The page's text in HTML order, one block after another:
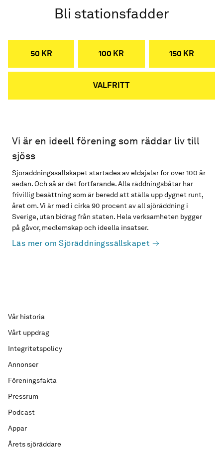
Bli stationsfadder
50 KR 100 KR 150 KR
VALFRITT
Vi är en ideell förening som räddar liv till
sjöss
Sjöräddningssällskapet startades av eldsjälar för över 100 år
sedan. Och så är det fortfarande. Alla räddningsbåtar har
frivillig besättning som är beredd att ställa upp dygnet runt,
året om. Vi är med i cirka 90 procent av all sjöräddning i
Sverige, utan bidrag från staten. Hela verksamheten bygger
på gåvor, medlemskap och ideella insatser.
Läs mer om Sjöräddningssällskapet
Vår historia
Vårt uppdrag
Integritetspolicy
Annonser
Föreningsfakta
Pressrum
Podcast
Appar
Årets sjöräddare